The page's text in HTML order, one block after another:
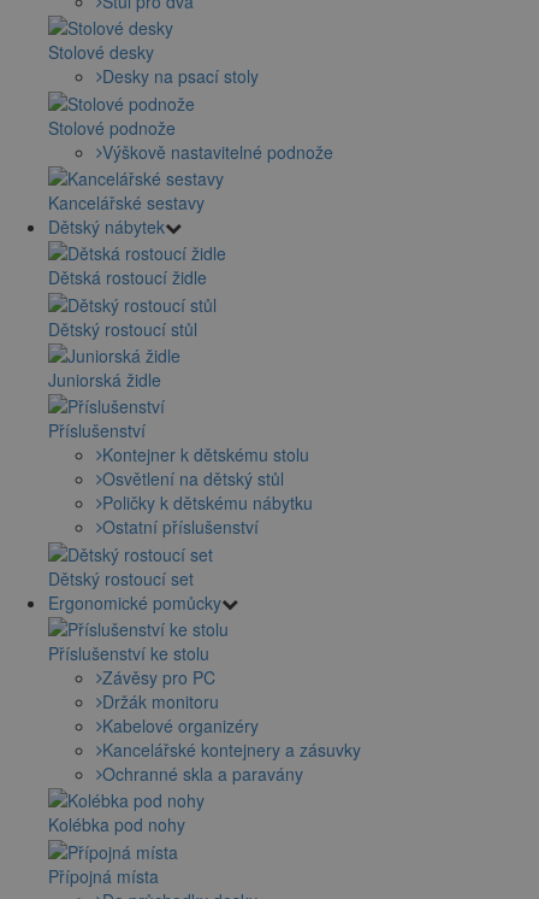
Stolové desky
Desky na psací stoly
Stolové podnože
Výškově nastavitelné podnože
Kancelářské sestavy
Dětský nábytek
Dětská rostoucí židle
Dětský rostoucí stůl
Juniorská židle
Příslušenství
Kontejner k dětskému stolu
Osvětlení na dětský stůl
Poličky k dětskému nábytku
Ostatní příslušenství
Dětský rostoucí set
Ergonomické pomůcky
Příslušenství ke stolu
Závěsy pro PC
Držák monitoru
Kabelové organizéry
Kancelářské kontejnery a zásuvky
Ochranné skla a paravány
Kolébka pod nohy
Přípojná místa